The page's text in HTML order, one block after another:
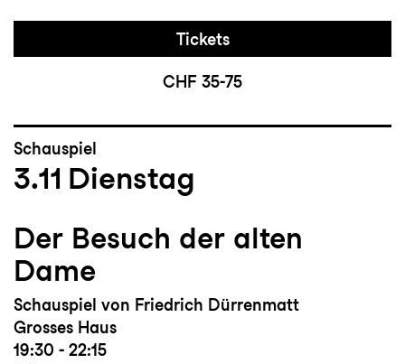
Tickets
CHF 35-75
Schauspiel
3.11 Dienstag
Der Besuch der alten
Dame
Schauspiel von Friedrich Dürrenmatt
Grosses Haus
19:30 - 22:15